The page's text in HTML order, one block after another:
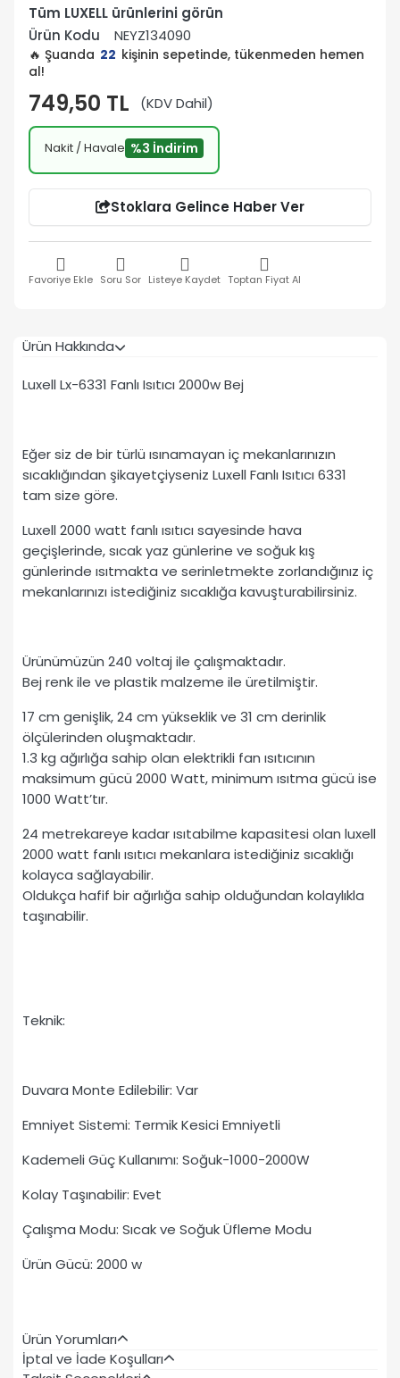
Tüm LUXELL ürünlerini görün
Ürün Kodu
NEYZ134090
🔥 Şuanda 22 kişinin sepetinde, tükenmeden hemen
al!
749,50 TL (KDV Dahil)
Nakit / Havale %3 İndirim
Stoklara Gelince Haber Ver
Favoriye Ekle Soru Sor Listeye Kaydet Toptan Fiyat Al
Ürün Hakkında
Luxell Lx-6331 Fanlı Isıtıcı 2000w Bej
Eğer siz de bir türlü ısınamayan iç mekanlarınızın
sıcaklığından şikayetçiyseniz Luxell Fanlı Isıtıcı 6331
tam size göre.
Luxell 2000 watt fanlı ısıtıcı sayesinde hava
geçişlerinde, sıcak yaz günlerine ve soğuk kış
günlerinde ısıtmakta ve serinletmekte zorlandığınız iç
mekanlarınızı istediğiniz sıcaklığa kavuşturabilirsiniz.
Ürünümüzün 240 voltaj ile çalışmaktadır.
Bej renk ile ve plastik malzeme ile üretilmiştir.
17 cm genişlik, 24 cm yükseklik ve 31 cm derinlik
ölçülerinden oluşmaktadır.
1.3 kg ağırlığa sahip olan elektrikli fan ısıtıcının
maksimum gücü 2000 Watt, minimum ısıtma gücü ise
1000 Watt’tır.
24 metrekareye kadar ısıtabilme kapasitesi olan luxell
2000 watt fanlı ısıtıcı mekanlara istediğiniz sıcaklığı
kolayca sağlayabilir.
Oldukça hafif bir ağırlığa sahip olduğundan kolaylıkla
taşınabilir.
Teknik:
Duvara Monte Edilebilir: Var
Emniyet Sistemi: Termik Kesici Emniyetli
Kademeli Güç Kullanımı: Soğuk-1000-2000W
Kolay Taşınabilir: Evet
Çalışma Modu: Sıcak ve Soğuk Üfleme Modu
Ürün Gücü: 2000 w
Ürün Yorumları
İptal ve İade Koşulları